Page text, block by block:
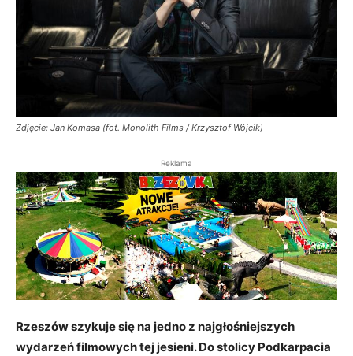
Zdjęcie: Jan Komasa (fot. Monolith Films / Krzysztof Wójcik)
Reklama
Rzeszów szykuje się na jedno z najgłośniejszych
wydarzeń filmowych tej jesieni. Do stolicy Podkarpacia